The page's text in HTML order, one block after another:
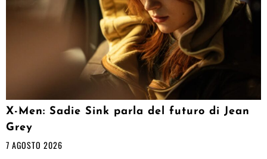
X-Men: Sadie Sink parla del futuro di Jean
Grey
7 AGOSTO 2026